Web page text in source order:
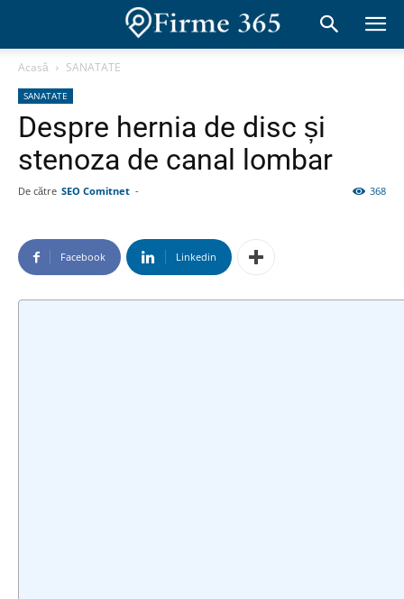
Acasă SANATATE
SANATATE
Despre hernia de disc și
stenoza de canal lombar
De către SEO Comitnet - 368
Facebook Linkedin